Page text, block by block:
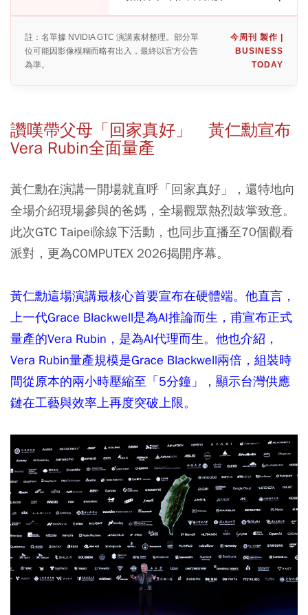
註：名單據 NVIDIA GTC 演講素材整理。部分單
位可能因影像模糊而略有出入，最終以官方公告
為準。
今周刊 製作 |
BUSINESS
TODAY
讚嘆帶父母「回家真好」 黃仁勳宣布
Vera Rubin全面量產
黃仁勳在演講一開場就直呼「回家真好」，還特地向
全場介紹現場參與的爸媽，全場觀眾熱烈鼓掌致意。
此次GTC Taipei除線下活動，也同步直播至70個觀看
派對，更為COMPUTEX 2026揭開序幕。
黃仁勳這場演講最核心首要宣布在硬體端。他直言，
上一代Grace Blackwell是為AI推論而生，甫宣布正式
量產的Vera Rubin，是為AI代理而生。他也介紹，
Vera Rubin量產規模是Grace Blackwell兩倍，組裝時
間從原本的兩小時壓縮至「5分鐘」，顯示台灣供應
鏈在工藝與效率上再度突破上限。